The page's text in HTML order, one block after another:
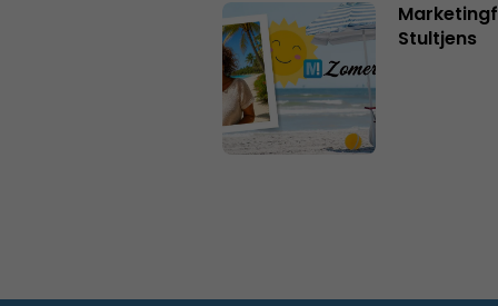
Stultjens